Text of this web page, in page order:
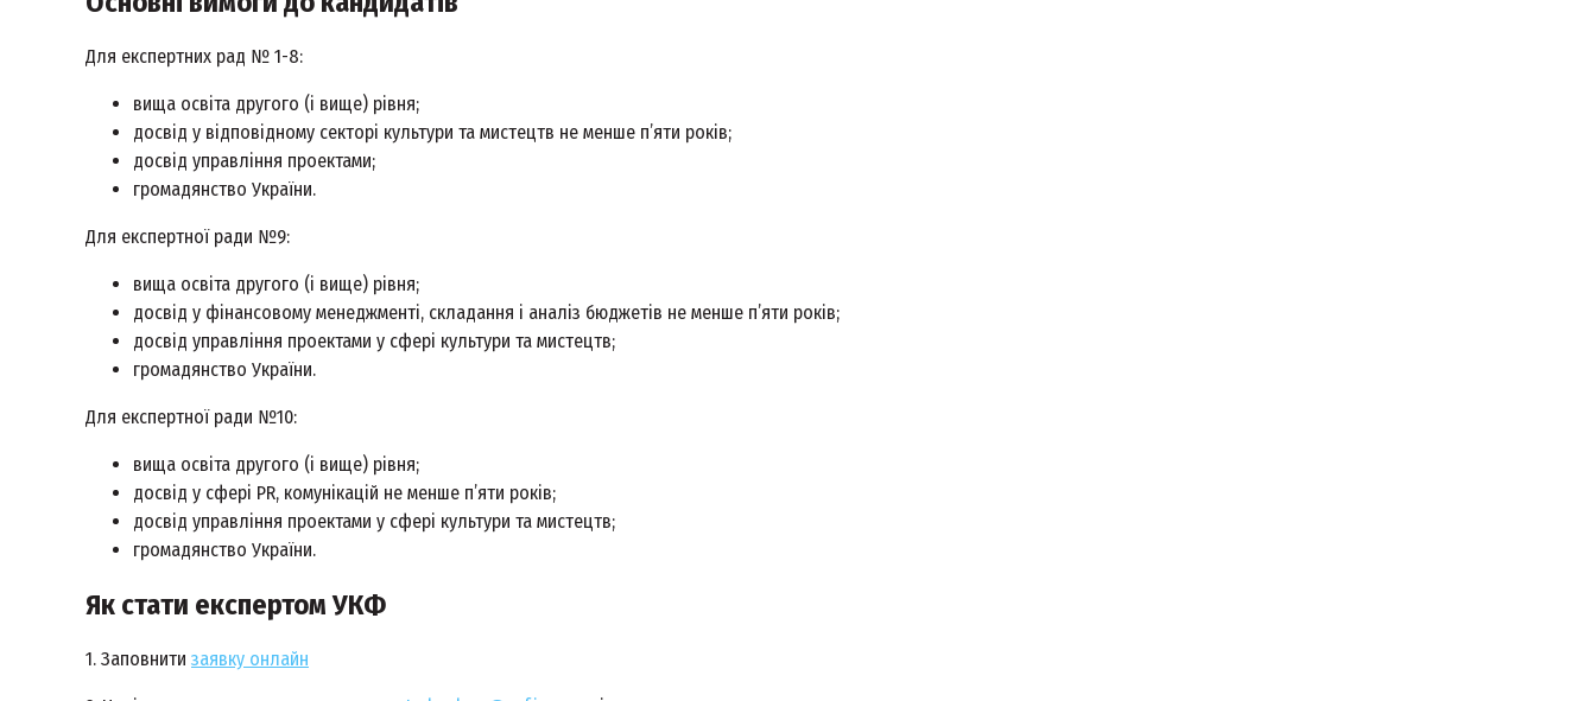
Для експертних рад № 1-8:
вища освіта другого (і вище) рівня;
досвід у відповідному секторі культури та мистецтв не менше п’яти років;
досвід управління проектами;
громадянство України.
Для експертної ради №9:
вища освіта другого (і вище) рівня;
досвід у фінансовому менеджменті, складання і аналіз бюджетів не менше п’яти років;
досвід управління проектами у сфері культури та мистецтв;
громадянство України.
Для експертної ради №10:
вища освіта другого (і вище) рівня;
досвід у сфері PR, комунікацій не менше п’яти років;
досвід управління проектами у сфері культури та мистецтв;
громадянство України.
Як стати експертом УКФ
1. Заповнити заявку онлайн